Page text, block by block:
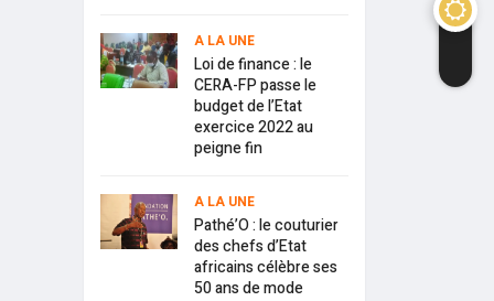
A LA UNE
Loi de finance : le
CERA-FP passe le
budget de l’Etat
exercice 2022 au
peigne fin
A LA UNE
Pathé’O : le couturier
des chefs d’Etat
africains célèbre ses
50 ans de mode